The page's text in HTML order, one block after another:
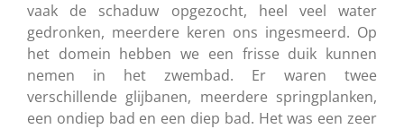
vaak de schaduw opgezocht, heel veel water
gedronken, meerdere keren ons ingesmeerd. Op
het domein hebben we een frisse duik kunnen
nemen in het zwembad. Er waren twee
verschillende glijbanen, meerdere springplanken,
een ondiep bad en een diep bad. Het was een zeer